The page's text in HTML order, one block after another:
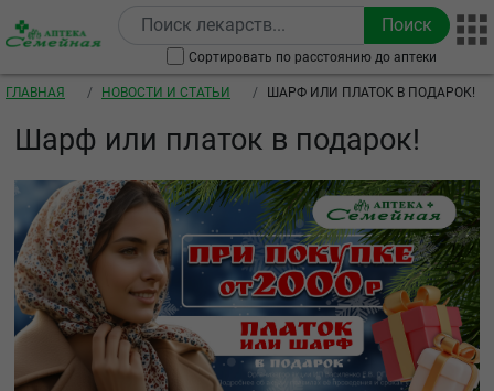
Сортировать по расстоянию до аптеки
Строка навигации
ГЛАВНАЯ НОВОСТИ И СТАТЬИ ШАРФ ИЛИ ПЛАТОК В ПОДАРОК!
Шарф или платок в подарок!